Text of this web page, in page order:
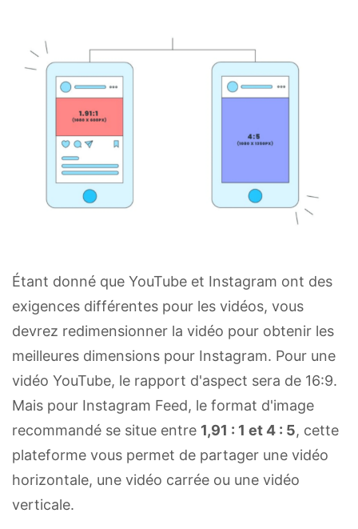
Étant donné que YouTube et Instagram ont des
exigences différentes pour les vidéos, vous
devrez redimensionner la vidéo pour obtenir les
meilleures dimensions pour Instagram. Pour une
vidéo YouTube, le rapport d'aspect sera de 16:9.
Mais pour Instagram Feed, le format d'image
recommandé se situe entre 1,91 : 1 et 4 : 5, cette
plateforme vous permet de partager une vidéo
horizontale, une vidéo carrée ou une vidéo
verticale.